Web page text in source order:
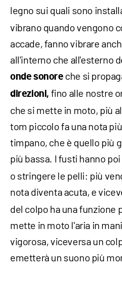
legno sui quali sono
vibrano quando vengono
accade, fanno vibrare
all'interno che all'esterno
onde sonoreche si
direzioni, fino alle nostre
che si mette in moto, più
tom piccolo fa una nota
timpano, che è quello più
più bassa. I fusti hanno
o stringere le pelli: più
nota diventa acuta, e
del colpo ha una funzione
mette in moto l'aria in
vigorosa, viceversa un
emetterà un suono più